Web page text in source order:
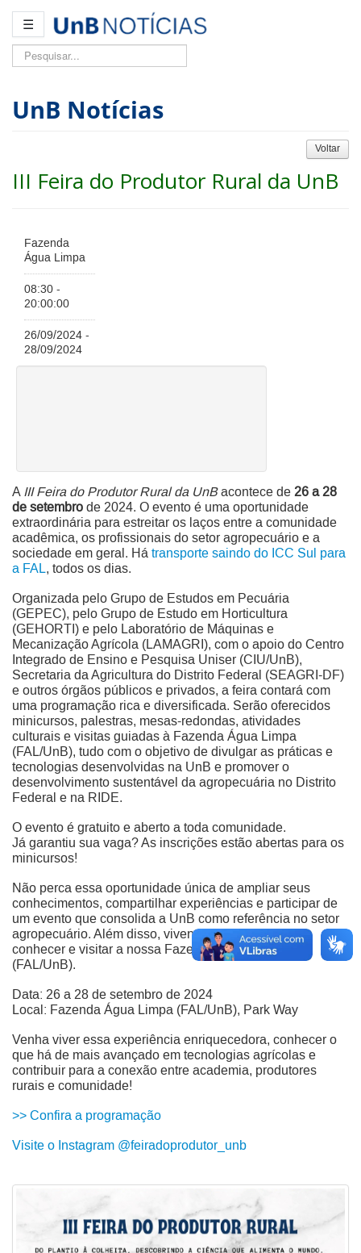
☰
Pesquisar...
UnB Notícias
Voltar
III Feira do Produtor Rural da UnB
Fazenda
Água Limpa
08:30 -
20:00:00
26/09/2024 -
28/09/2024
A III Feira do Produtor Rural da UnBacontece de 26 a 28
de setembro de 2024. O evento é uma oportunidade
extraordinária para estreitar os laços entre a comunidade
acadêmica, os profissionais do setor agropecuário e a
sociedade em geral. Há transporte saindo do ICC Sul para
a FAL, todos os dias.
Organizada pelo Grupo de Estudos em Pecuária
(GEPEC), pelo Grupo de Estudo em Horticultura
(GEHORTI) e pelo Laboratório de Máquinas e
Mecanização Agrícola (LAMAGRI), com o apoio do Centro
Integrado de Ensino e Pesquisa Uniser (CIU/UnB),
Secretaria da Agricultura do Distrito Federal (SEAGRI-DF)
e outros órgãos públicos e privados, a feira contará com
uma programação rica e diversificada. Serão oferecidos
minicursos, palestras, mesas-redondas, atividades
culturais e visitas guiadas à Fazenda Água Limpa
(FAL/UnB), tudo com o objetivo de divulgar as práticas e
tecnologias desenvolvidas na UnB e promover o
desenvolvimento sustentável da agropecuária no Distrito
Federal e na RIDE.
O evento é gratuito e aberto a toda comunidade.
Já garantiu sua vaga? As inscrições estão abertas para os
minicursos!
Não perca essa oportunidade única de ampliar seus
conhecimentos, compartilhar experiências e participar de
um evento que consolida a UnB como referência no setor
agropecuário. Além disso, vivencie a experiência de
conhecer e visitar a nossa Fazenda Água Limpa
(FAL/UnB).
Data: 26 a 28 de setembro de 2024
Local: Fazenda Água Limpa (FAL/UnB), Park Way
Venha viver essa experiência enriquecedora, conhecer o
que há de mais avançado em tecnologias agrícolas e
contribuir para a conexão entre academia, produtores
rurais e comunidade!
>> Confira a programação
Visite o Instagram @feiradoprodutor_unb